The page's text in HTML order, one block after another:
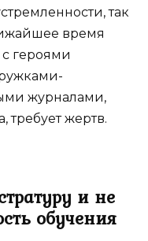
так
время
героями
журналами,
требует жертв.
и не
обучения